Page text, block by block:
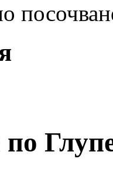
по